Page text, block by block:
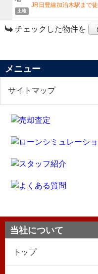
土地
JR日豊線加治木駅まで
チェックした物件を
メニュー
サイトマップ
当社について
トップ